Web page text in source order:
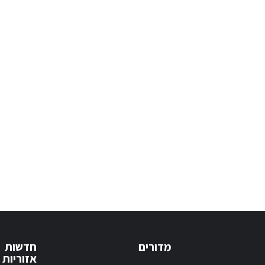
מדורים חדשות
אזוריות